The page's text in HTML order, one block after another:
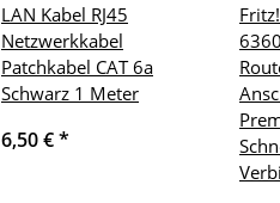
LAN Kabel RJ45
Netzwerkkabel
Patchkabel CAT 6a
Schwarz 1 Meter
6,50 €*